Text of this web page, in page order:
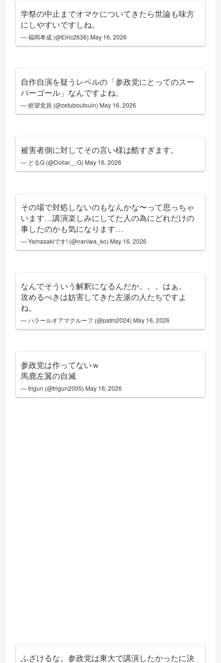
学祭の中止までオマケについてきたら世論も味方
にしやすいですしね。
— 福岡孝成 (@Elric2636) May 16, 2026
自作自演を疑うレベルの「参政党にとってのスー
パーゴール」なんですよね。
— 絶望党員 (@zetuboutouin) May 16, 2026
被害者側に対してその言い様は酷すぎます。
— どるG (@Dollar__G) May 16, 2026
その場で対処しないのもなんかな〜って思っちゃ
います…講演楽しみにしてた人の為にどれだけの
事したのかも気になります…
— Yamasakiです! (@naniwa_ko) May 16, 2026
なんでそういう解釈になるんだか。。。はぁ。
攻めるべきは妨害してきた左派の人たちですよ
ね。
— ハラールオアマクルーフ (@patm2024) May 16, 2026
参政党は作ってないｗ
馬鹿左翼の自滅
— trigun (@trigun2005) May 16, 2026
ふざけるな。参政党は東大で講演したかったに決